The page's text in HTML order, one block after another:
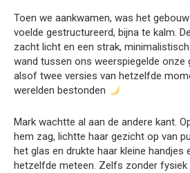
Toen we aankwamen, was het
voelde gestructureerd, bijna te kalm.
zacht licht en een strak,
wand tussen ons weerspiegelde onze
alsof twee versies van hetzelfde
werelden bestonden
Mark wachtte al aan de andere kant.
hem zag, lichtte haar gezicht op van
het glas en drukte haar kleine handjes
hetzelfde meteen. Zelfs zonder